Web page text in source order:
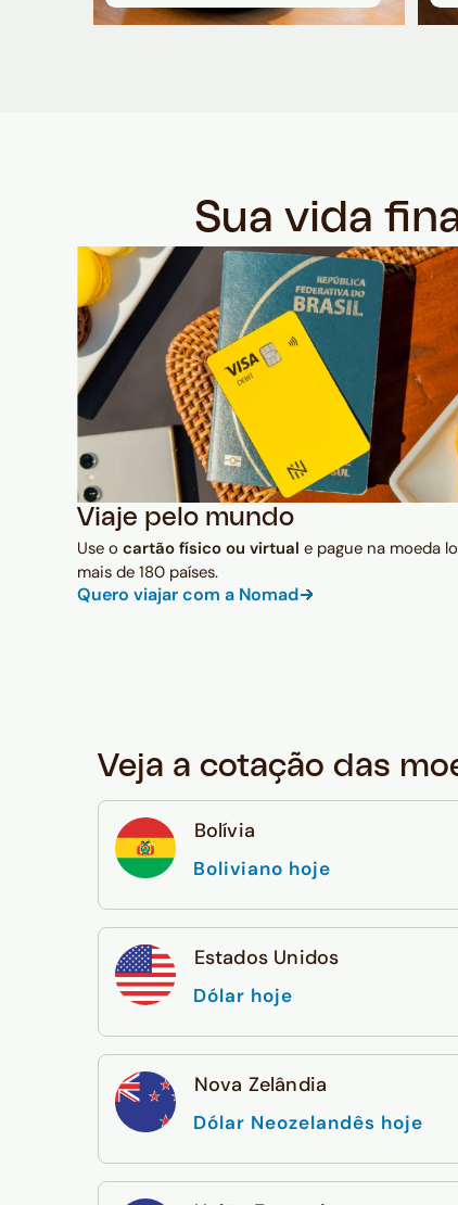
Sua vida
Viaje pelo mundo
Use o cartão físico ou virtual e pague na moeda
mais de 180 países.
Quero viajar com a Nomad
Veja a cotação das
Bolívia
Boliviano hoje
Estados Unidos
Dólar hoje
Nova Zelândia
Dólar Neozelandês hoje